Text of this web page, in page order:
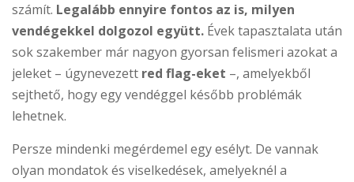
számít. Legalább ennyire fontos az is, milyen
vendégekkel dolgozol együtt. Évek tapasztalata után
sok szakember már nagyon gyorsan felismeri azokat a
jeleket – úgynevezett red flag-eket –, amelyekből
sejthető, hogy egy vendéggel később problémák
lehetnek.
Persze mindenki megérdemel egy esélyt. De vannak
olyan mondatok és viselkedések, amelyeknél a